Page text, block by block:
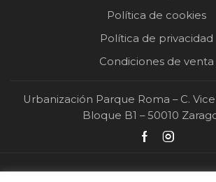
Política de cookies
Política de privacidad
Condiciones de venta
Urbanización Parque Roma – C.
Bloque B1 – 50010